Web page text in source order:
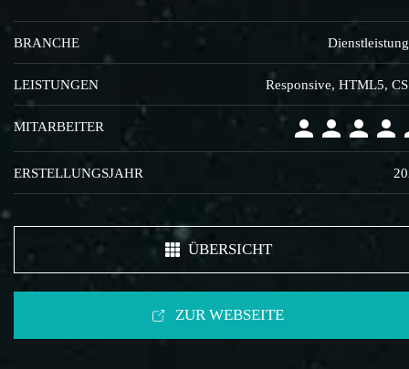
BRANCHE
LEISTUNGEN Responsive, HTML5,
MITARBEITER
ERSTELLUNGSJAHR
ÜBERSICHT
ZUR WEBSEITE